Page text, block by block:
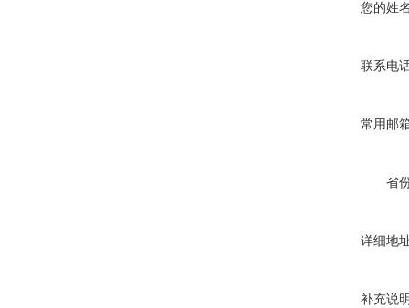
您的姓
联系电
常用邮
省
详细地
补充说